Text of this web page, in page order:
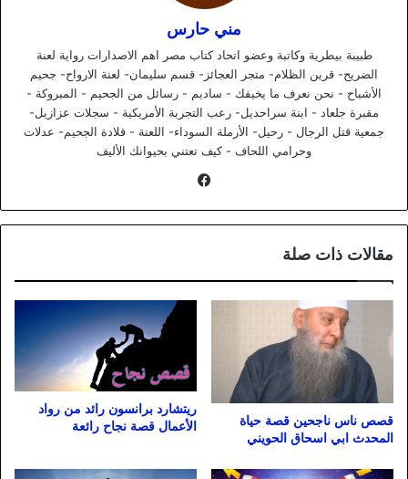
مني حارس
طبيبة بيطرية وكاتبة وعضو اتحاد كتاب مصر اهم الاصدارات رواية لعنة
الضريح- قرين الظلام- متجر العجائز- قسم سليمان- لعنة الارواح- جحيم
الأشباح - نحن نعرف ما يخيفك - ساديم - رسائل من الجحيم - المبروكة -
مقبرة جلعاد - ابنة سراحديل- رعب التجربة الأمريكية - سجلات عزازيل-
جمعية قتل الرجال - رحيل- الأرملة السوداء- اللعنة - قلادة الجحيم- عدلات
وحرامي اللحاف - كيف تعتني بحيوانك الأليف
مقالات ذات صلة
قصص ناس ناجحين قصة حياة
المحدث ابي اسحاق الحويني
ريتشارد برانسون رائد من رواد
الأعمال قصة نجاح رائعة